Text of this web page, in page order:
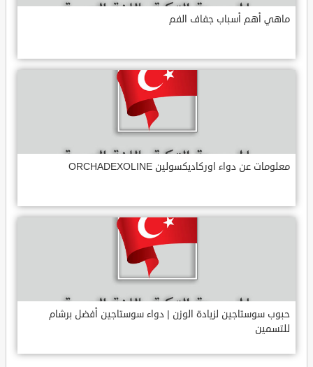
ماهي أهم أسباب جفاف الفم
معلومات عن دواء اوركاديكسولين ORCHADEXOLINE
حبوب سوستاجين لزيادة الوزن | دواء سوستاجين أفضل برشام
للتسمين